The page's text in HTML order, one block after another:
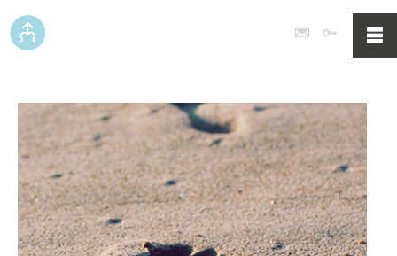
Poczta